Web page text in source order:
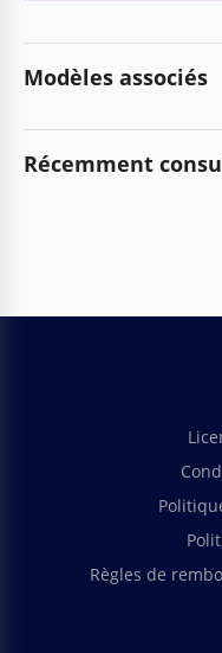
Modèles associés
Récemment
Règles de